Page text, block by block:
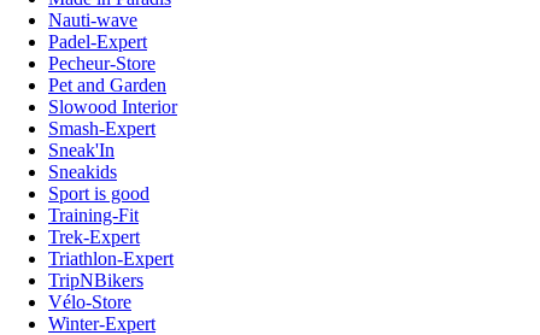
Nauti-wave
Padel-Expert
Pecheur-Store
Pet and Garden
Slowood Interior
Smash-Expert
Sneak'In
Sneakids
Sport is good
Training-Fit
Trek-Expert
Triathlon-Expert
TripNBikers
Vélo-Store
Winter-Expert